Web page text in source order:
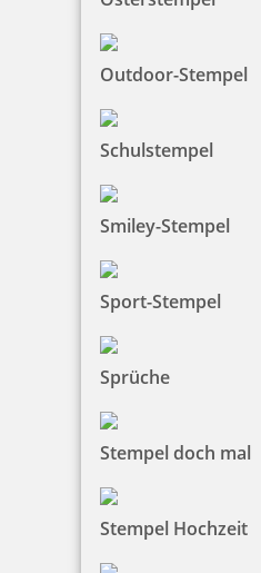
Outdoor-Stempel
Schulstempel
Smiley-Stempel
Sport-Stempel
Sprüche
Stempel doch mal
Stempel Hochzeit
Heri Mini Smartpen
Jetzt gestalten